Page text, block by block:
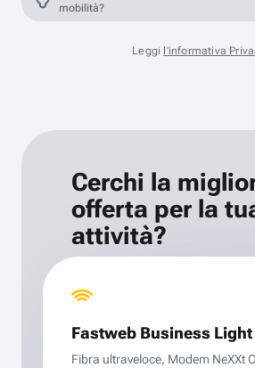
mobilità?
Leggi l'informativa
Cerchi la
offerta per la
attività?
Fastweb Business Light
Fibra ultraveloce, Modem NeXXt